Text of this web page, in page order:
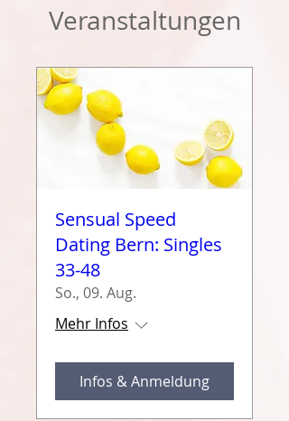
Veranstaltungen
Sensual Speed
Dating Bern: Singles
33-48
So., 09. Aug.
Mehr Infos
Infos & Anmeldung